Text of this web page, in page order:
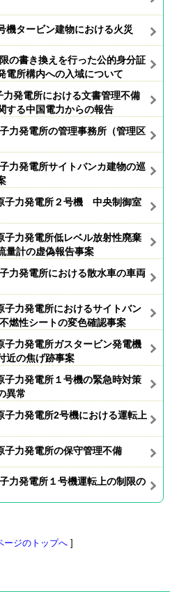
機タービン建物における火災
の書き換えを行った公的身分証
電所構内への入域について
力発電所における文書管理不備
する中国電力からの報告
力発電所の管理事務所（管理区
力発電所サイトバンカ建物の巡
子力発電所２号機 中央制御室
子力発電所低レベル放射性廃棄
量計の虚偽報告事案
力発電所における散水車の車両
子力発電所におけるサイトバン
燃性シートの変色確認事案
子力発電所ガスタービン発電機
近の焦げ跡事案
子力発電所１号機の緊急時対策
異常
子力発電所2号機における運転上
子力発電所の保守管理不備
力発電所１号機運転上の制限の
ージのトップへ ]